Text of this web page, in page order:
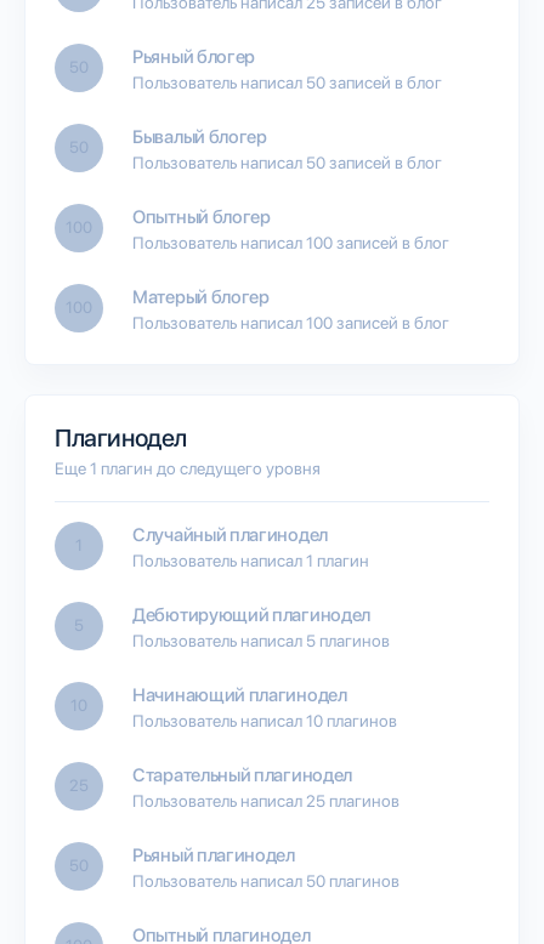
50 Рьяный блогер
Пользователь написал 50 записей в блог
50 Бывалый блогер
Пользователь написал 50 записей в блог
100 Опытный блогер
Пользователь написал 100 записей в блог
100 Матерый блогер
Пользователь написал 100 записей в блог
Плагинодел
Еще 1 плагин до следущего уровня
1 Случайный плагинодел
Пользователь написал 1 плагин
5 Дебютирующий плагинодел
Пользователь написал 5 плагинов
10 Начинающий плагинодел
Пользователь написал 10 плагинов
25 Старательный плагинодел
Пользователь написал 25 плагинов
50 Рьяный плагинодел
Пользователь написал 50 плагинов
Опытный плагинодел